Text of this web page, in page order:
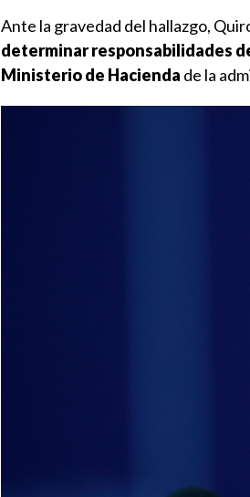
Ante la gravedad del hallazgo,
determinar responsabilidades
Ministerio de Hacienda de la